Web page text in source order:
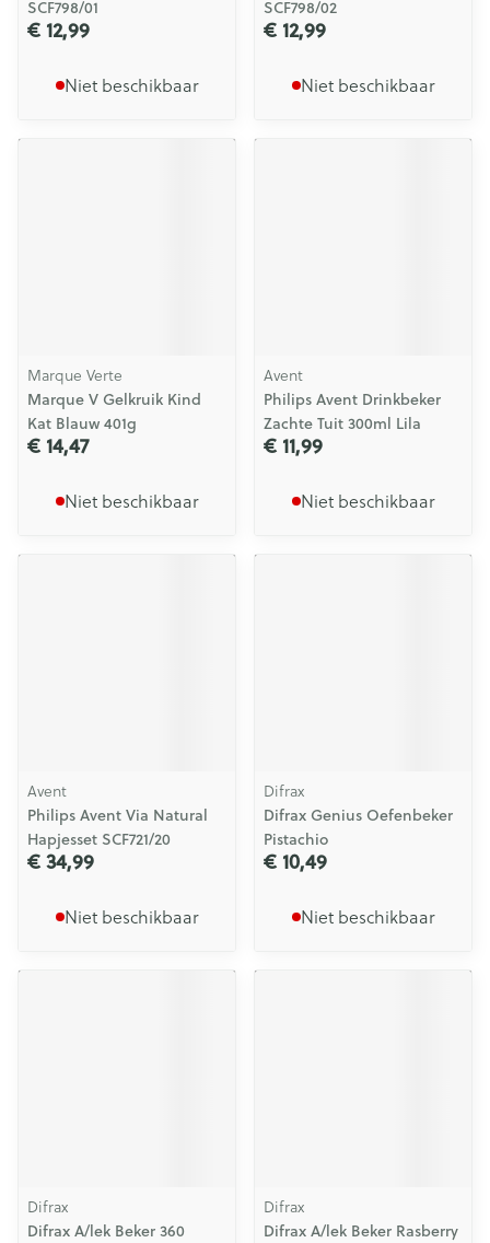
SCF798/01
€ 12,99
Niet beschikbaar
SCF798/02
€ 12,99
Niet beschikbaar
Marque Verte
Marque V Gelkruik Kind
Kat Blauw 401g
€ 14,47
Niet beschikbaar
Avent
Philips Avent Drinkbeker
Zachte Tuit 300ml Lila
€ 11,99
Niet beschikbaar
Avent
Philips Avent Via Natural
Hapjesset SCF721/20
€ 34,99
Niet beschikbaar
Difrax
Difrax Genius Oefenbeker
Pistachio
€ 10,49
Niet beschikbaar
Difrax
Difrax A/lek Beker 360
Difrax
Difrax A/lek Beker Rasberry